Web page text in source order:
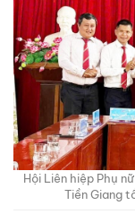
Hội Liên hiệp Phụ
Tiền Giang